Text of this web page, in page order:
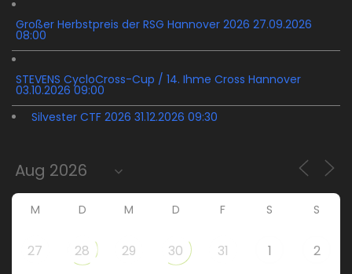
Großer Herbstpreis der RSG Hannover 2026 27.09.2026
08:00
STEVENS CycloCross-Cup / 14. Ihme Cross Hannover
03.10.2026 09:00
Silvester CTF 2026 31.12.2026 09:30
M D M D F S S
27 28 29 30 31 1 2